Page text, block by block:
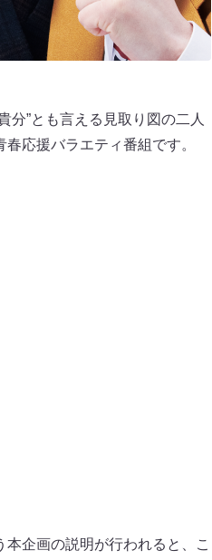
分”とも言える見取り図の二人
応援バラエティ番組です。
企画の説明が行われると、こ